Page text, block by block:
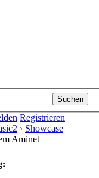
Registrieren
› Showcase
Aminet